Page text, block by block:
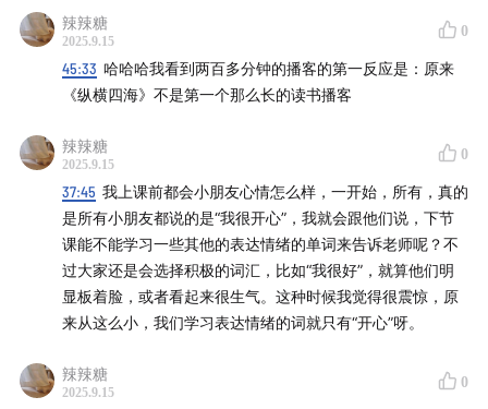
芒果在小碎花枕头上的靓照：
辣辣糖
2025.9.15
0
45:33 哈哈哈我看到两百多分钟的播客的第一反应是：原来
《纵横四海》不是第一个那么长的读书播客
辣辣糖
2025.9.15
0
37:45 我上课前都会小朋友心情怎么样，一开始，所有，真的
是所有小朋友都说的是“我很开心”，我就会跟他们说，下节
课能不能学习一些其他的表达情绪的单词来告诉老师呢？不
过大家还是会选择积极的词汇，比如“我很好”，就算他们明
显板着脸，或者看起来很生气。这种时候我觉得很震惊，原
来从这么小，我们学习表达情绪的词就只有“开心”呀。
辣辣糖
2025.9.15
0